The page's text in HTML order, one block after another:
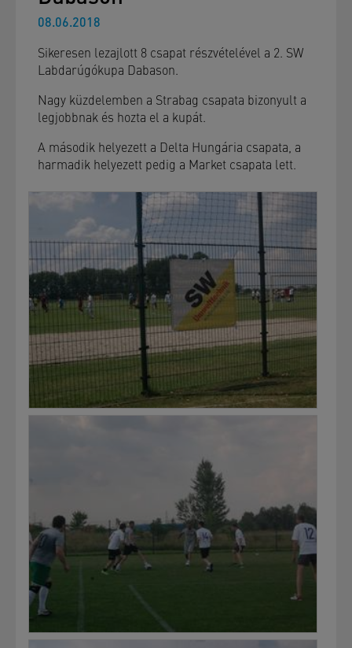
08.06.2018
Sikeresen lezajlott 8 csapat részvételével a 2. SW
Labdarúgókupa Dabason.
Nagy küzdelemben a Strabag csapata bizonyult a
legjobbnak és hozta el a kupát.
A második helyezett a Delta Hungária csapata, a
harmadik helyezett pedig a Market csapata lett.